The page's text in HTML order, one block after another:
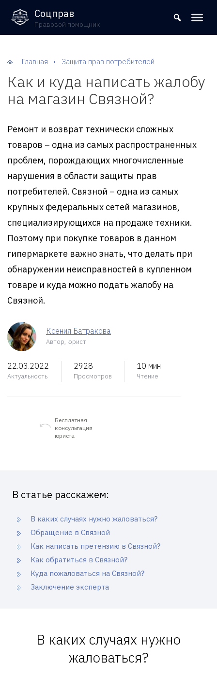
8 (800) 302-09-37
Соцправ
Правовой помощник
Главная Защита прав потребителей
Как и куда написать жалобу
на магазин Связной?
Ремонт и возврат технически сложных
товаров – одна из самых распространенных
проблем, порождающих многочисленные
нарушения в области защиты прав
потребителей. Связной – одна из самых
крупных федеральных сетей магазинов,
специализирующихся на продаже техники.
Поэтому при покупке товаров в данном
гипермаркете важно знать, что делать при
обнаружении неисправностей в купленном
товаре и куда можно подать жалобу на
Связной.
Ксения Батракова
Автор, юрист
22.03.2022
Актуальность
2928
Просмотров
10 мин
Чтение
Бесплатная
консультация
юриста
В статье расскажем:
В каких случаях нужно жаловаться?
Обращение в Связной
Как написать претензию в Связной?
Как обратиться в Связной?
Куда пожаловаться на Связной?
Заключение эксперта
В каких случаях нужно
жаловаться?